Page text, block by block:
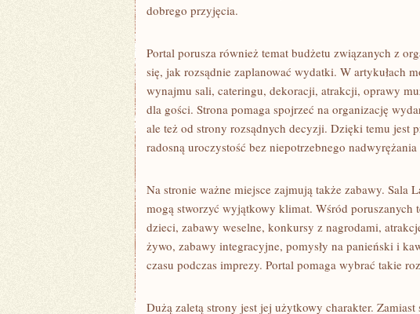
dobrego przyjęcia.
Portal porusza również temat budżetu związanych z
się, jak rozsądnie zaplanować wydatki. W artykułach
wynajmu sali, cateringu, dekoracji, atrakcji, oprawy
dla gości. Strona pomaga spojrzeć na organizację
ale też od strony rozsądnych decyzji. Dzięki temu jest
radosną uroczystość bez niepotrzebnego nadwyrężania
Na stronie ważne miejsce zajmują także zabawy. Sala
mogą stworzyć wyjątkowy klimat. Wśród poruszanych
dzieci, zabawy weselne, konkursy z nagrodami,
żywo, zabawy integracyjne, pomysły na panieński i
czasu podczas imprezy. Portal pomaga wybrać takie
Dużą zaletą strony jest jej użytkowy charakter.